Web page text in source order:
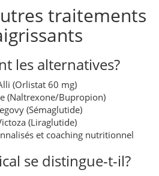
traitements
les alternatives?
(Orlistat 60 mg)
(Naltrexone/Bupropion)
(Sémaglutide)
(Liraglutide)
et coaching nutritionnel
se distingue-t-il?